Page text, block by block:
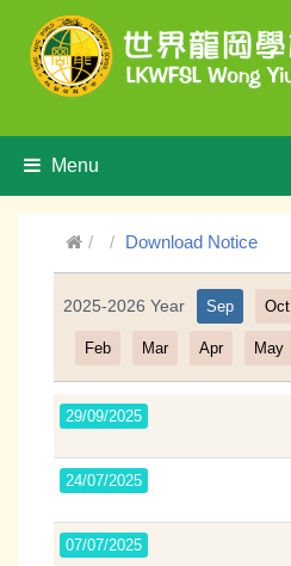
Menu
Download Notice
2025-2026 Year Sep Oct
Feb Mar Apr May
29/09/2025
24/07/2025
07/07/2025